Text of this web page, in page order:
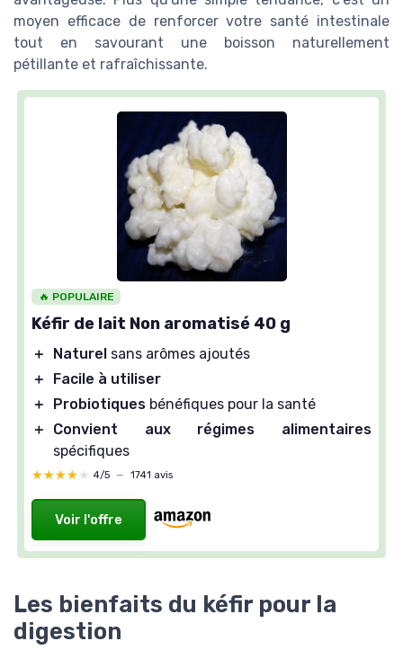
moyen efficace de renforcer votre santé intestinale
tout en savourant une boisson naturellement
pétillante et rafraîchissante.
🔥 POPULAIRE
Kéfir de lait Non aromatisé 40 g
＋ Naturel sans arômes ajoutés
＋
Facile à utiliser
＋
Probiotiques bénéfiques pour la santé
＋
Convient aux régimes alimentaires
spécifiques
★★★★★
★★★★★ 4/5 — 1741 avis
Voir l'offre
Les bienfaits du kéfir pour la
digestion